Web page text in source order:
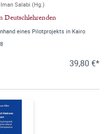
Iman Salabi (Hg.)
Deutschlehrenden
eines Pilotprojekts in Kairo
39,80 €*